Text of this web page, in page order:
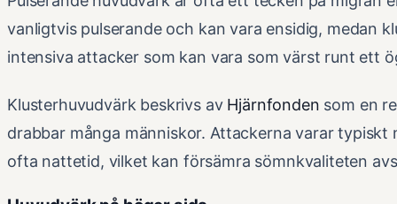
vanligtvis pulserande och kan vara ensidig, medan
intensiva attacker som kan vara som värst runt ett
Klusterhuvudvärk beskrivs av Hjärnfonden som en
drabbar många människor. Attackerna varar
ofta nattetid, vilket kan försämra sömnkvaliteten